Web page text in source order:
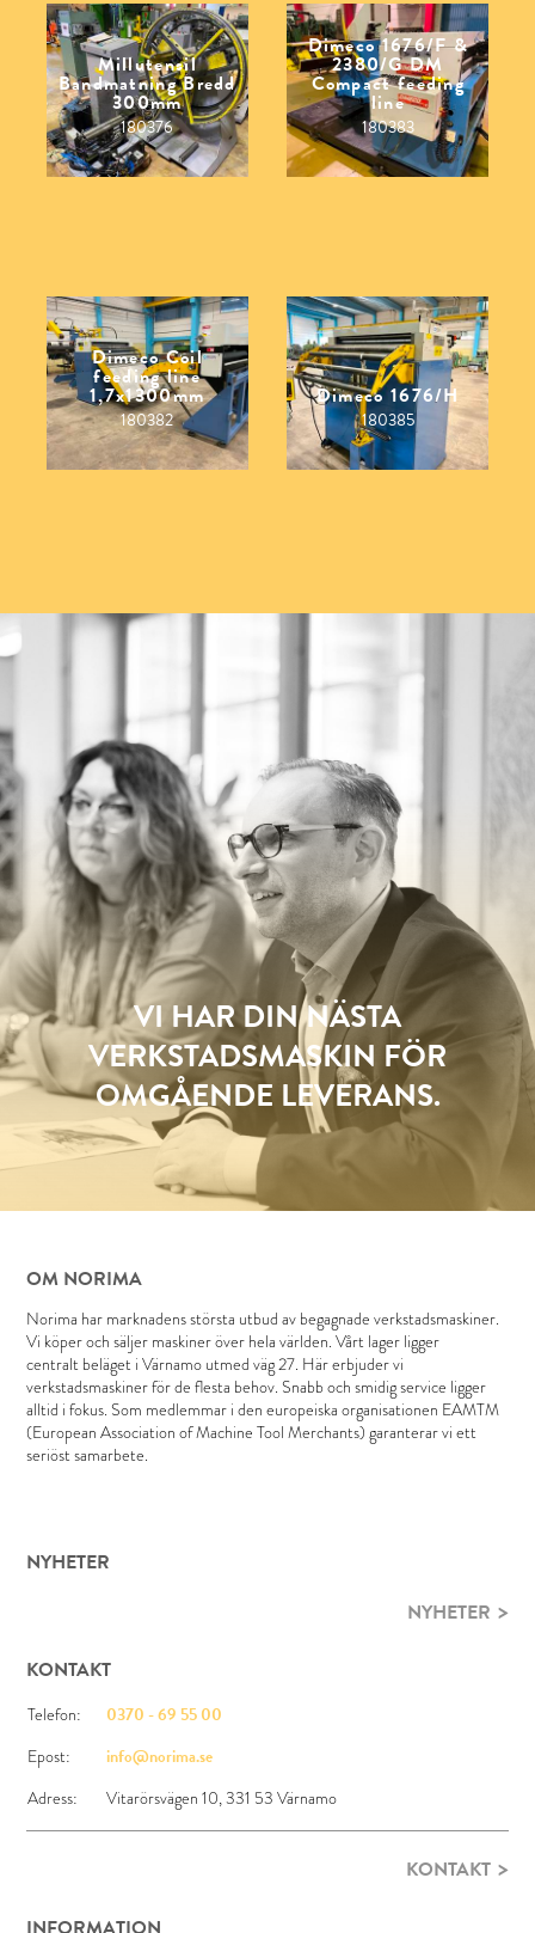
Millutensil
Bandmatning Bredd
300mm
180376
Dimeco 1676/F &
2380/G DM
Compact feeding
line
180383
Dimeco Coil
feeding line
1,7x1300mm
180382
Dimeco 1676/H
180385
VI HAR DIN NÄSTA
VERKSTADSMASKIN FÖR
OMGÅENDE LEVERANS.
OM NORIMA
Norima har marknadens största utbud av begagnade verkstadsmaskiner.
Vi köper och säljer maskiner över hela världen. Vårt lager ligger
centralt beläget i Värnamo utmed väg 27. Här erbjuder vi
verkstadsmaskiner för de flesta behov. Snabb och smidig service ligger
alltid i fokus. Som medlemmar i den europeiska organisationen EAMTM
(European Association of Machine Tool Merchants) garanterar vi ett
seriöst samarbete.
NYHETER
NYHETER
KONTAKT
Telefon: 0370 - 69 55 00
Epost: info@norima.se
Adress: Vitarörsvägen 10, 331 53 Värnamo
KONTAKT